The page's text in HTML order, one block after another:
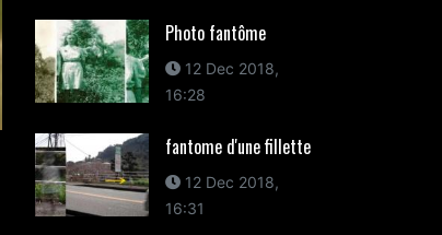
Photo fantôme
12 Dec 2018,
16:28
fantome d'une fillette
12 Dec 2018,
16:31